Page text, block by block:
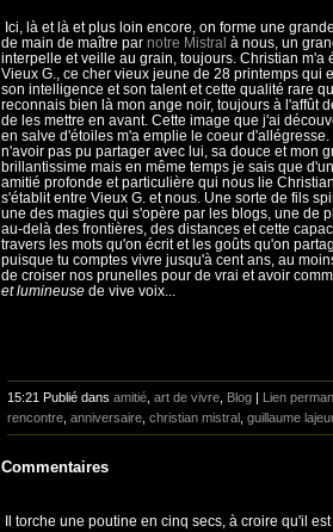
Ici, là et là et plus loin encore, on forme une
de main de maître par notre Mistral à nous, un
interpelle et veille au grain, toujours. Christian m'a
Vieux G., ce cher vieux jeune de 28 printemps qui
son intelligence et son talent et cette qualité rare
reconnais bien là mon ange noir, toujours à l'affût
de les mettre en avant. Cette image que j'ai
en salve d'étoiles m'a emplie le coeur
n'avoir pas pu partager avec lui, sa douce et mon
brillantissime mais en même temps je sais que
amitié profonde et particulière qui nous lie
s'établit entre Vieux G. et nous. Une sorte de fils
une des magies qui s'opère par les blogs, une de
au-delà des frontières, des distances et cette
travers les mots qu'on écrit et les goûts qu'on
puisque tu comptes vivre jusqu'à cent ans, au
de croiser nos prunelles pour de vrai et avoir
et lumineuse de vive voix...
15:21 Publié dans amitié, art de vivre, Blog Lien
rencontre, anniversaire, christian mistral , guillaume
Commentaires
Il torche une poutine en cinq secs, à croire qu'il